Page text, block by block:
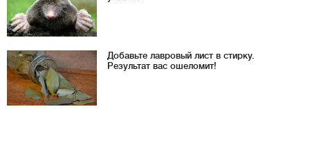
Добавьте лавровый лист в стирку.
Результат вас ошеломит!